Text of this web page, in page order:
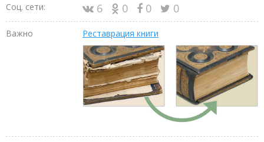
Соц. сети: 6 0 0 0
Важно Реставрация книги